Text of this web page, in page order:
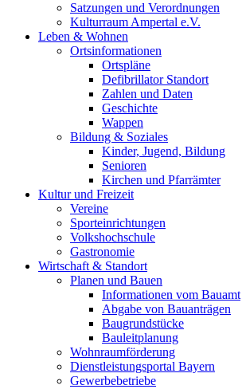
Satzungen und Verordnungen
Kulturraum Ampertal e.V.
Leben & Wohnen
Ortsinformationen
Ortspläne
Defibrillator Standort
Zahlen und Daten
Geschichte
Wappen
Bildung & Soziales
Kinder, Jugend, Bildung
Senioren
Kirchen und Pfarrämter
Kultur und Freizeit
Vereine
Sporteinrichtungen
Volkshochschule
Gastronomie
Wirtschaft & Standort
Planen und Bauen
Informationen vom Bauamt
Abgabe von Bauanträgen
Baugrundstücke
Bauleitplanung
Wohnraumförderung
Dienstleistungsportal Bayern
Gewerbebetriebe